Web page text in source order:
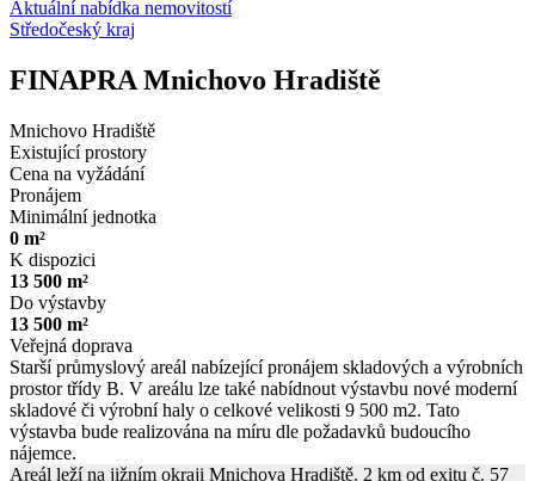
Aktuální nabídka nemovitostí
Středočeský kraj
FINAPRA Mnichovo Hradiště
Mnichovo Hradiště
Existující prostory
Cena na vyžádání
Pronájem
Minimální jednotka
0 m²
K dispozici
13 500 m²
Do výstavby
13 500 m²
Veřejná doprava
Starší průmyslový areál nabízející pronájem skladových a výrobních
prostor třídy B. V areálu lze také nabídnout výstavbu nové moderní
skladové či výrobní haly o celkové velikosti 9 500 m2. Tato
výstavba bude realizována na míru dle požadavků budoucího
nájemce.
Areál leží na jižním okraji Mnichova Hradiště. 2 km od exitu č. 57